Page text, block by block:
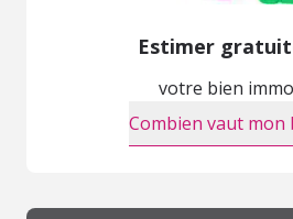
Estimer
votre bien
Combien vaut mon